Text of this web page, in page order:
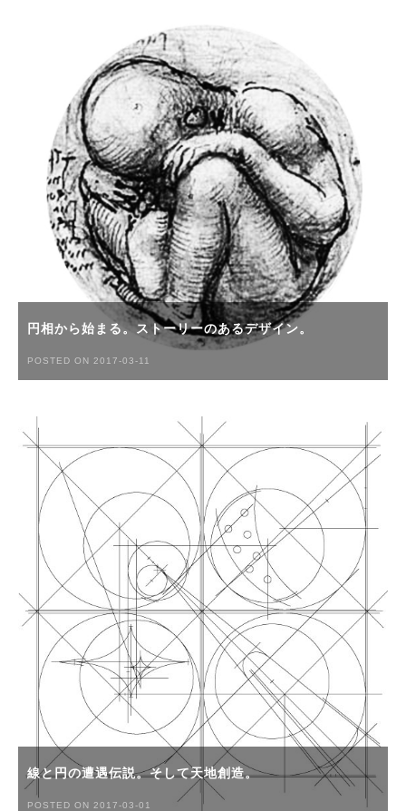
円相から始まる。ストーリーのあるデザイン。
POSTED ON 2017-03-11
線と円の遭遇伝説。そして天地創造。
POSTED ON 2017-03-01